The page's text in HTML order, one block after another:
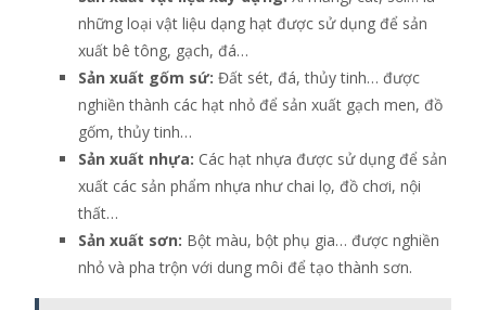
những loại vật liệu dạng hạt được sử dụng để sản
xuất bê tông, gạch, đá…
Sản xuất gốm sứ: Đất sét, đá, thủy tinh… được
nghiền thành các hạt nhỏ để sản xuất gạch men, đồ
gốm, thủy tinh…
Sản xuất nhựa: Các hạt nhựa được sử dụng để sản
xuất các sản phẩm nhựa như chai lọ, đồ chơi, nội
thất…
Sản xuất sơn: Bột màu, bột phụ gia… được nghiền
nhỏ và pha trộn với dung môi để tạo thành sơn.